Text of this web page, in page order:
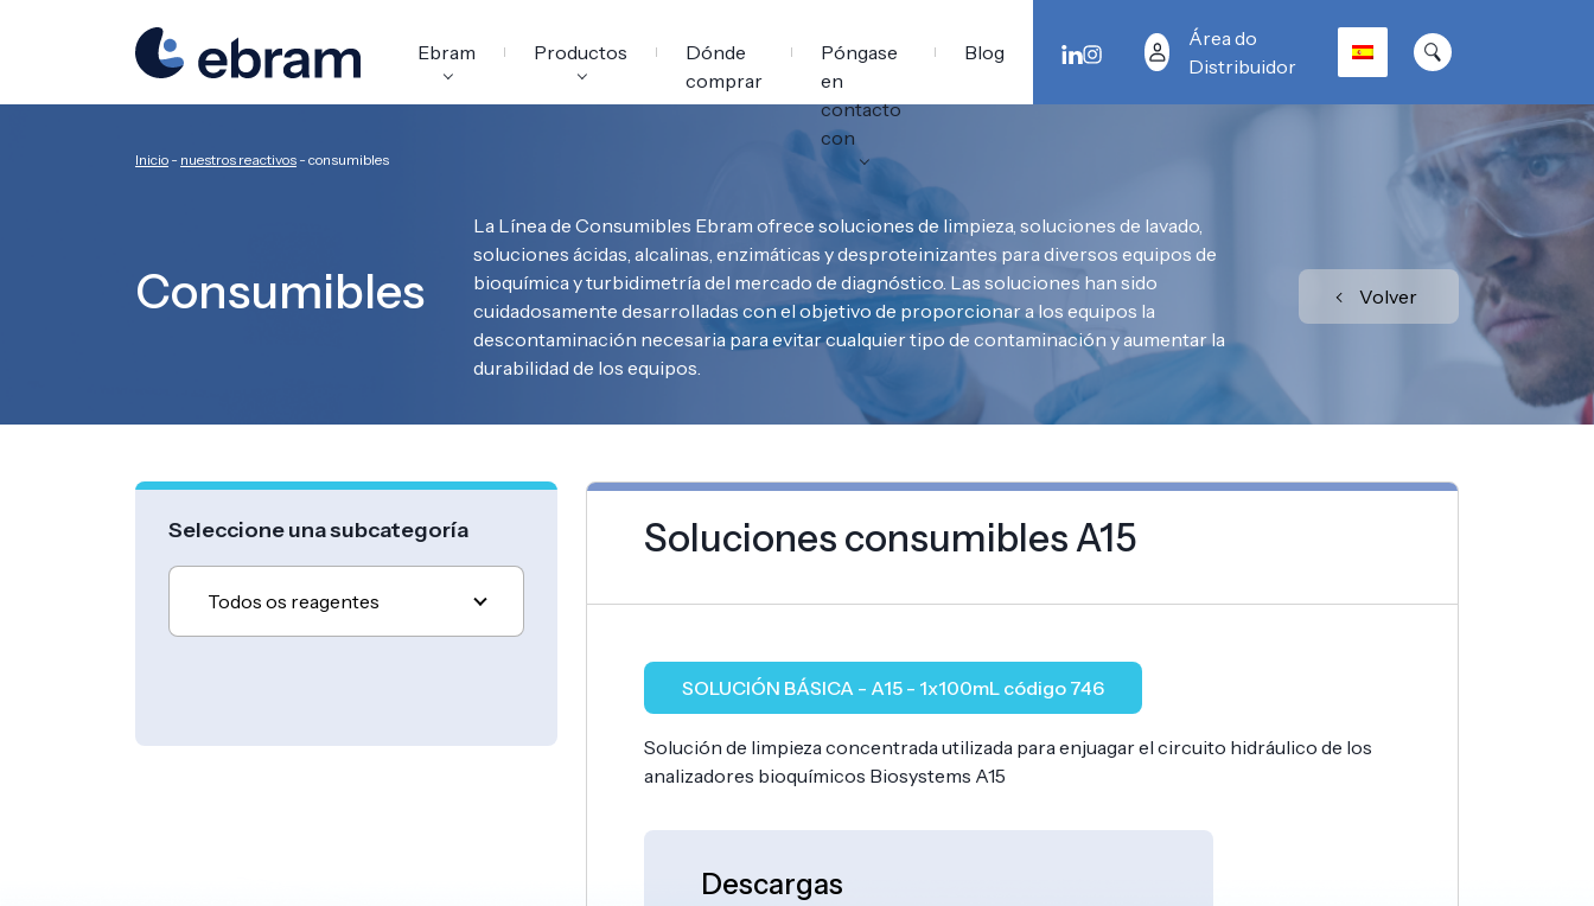
Ebram Productos
Dónde
comprar
Póngase
en
contacto
con
Blog
Área do
Distribuidor
Inicio - nuestros reactivos - consumibles
Consumibles
La Línea de Consumibles Ebram ofrece soluciones de limpieza, soluciones de lavado,
soluciones ácidas, alcalinas, enzimáticas y desproteinizantes para diversos equipos de
bioquímica y turbidimetría del mercado de diagnóstico. Las soluciones han sido
cuidadosamente desarrolladas con el objetivo de proporcionar a los equipos la
descontaminación necesaria para evitar cualquier tipo de contaminación y aumentar la
durabilidad de los equipos.
Volver
Seleccione una subcategoría
Todos os reagentes
Soluciones consumibles A15
SOLUCIÓN BÁSICA - A15 - 1x100mL código 746
Solución de limpieza concentrada utilizada para enjuagar el circuito hidráulico de los
analizadores bioquímicos Biosystems A15
Descargas